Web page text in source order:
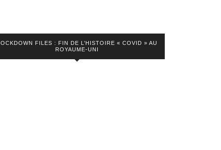
FILES : FIN DE L’HISTOIRE « COVID » AU
ROYAUME-UNI